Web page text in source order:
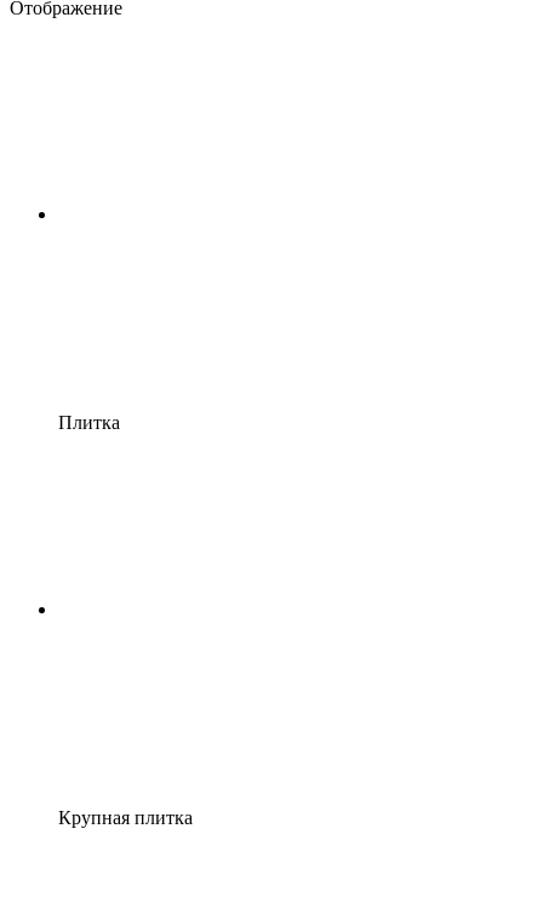
Отображение
Плитка
Крупная плитка